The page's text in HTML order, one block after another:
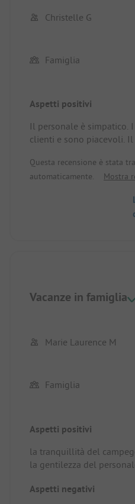
Christelle G
Famiglia
Aspetti positivi
Il personale è simpatico.
clienti e sono piacevoli.
Eravamo in 10, dai 7 ai
divertiti molto.
frigorifero, lavastoviglie,
Questa recensione è stata
automaticamente.
Mostra
Vacanze in famiglia
Marie Laurence M
Famiglia
Aspetti positivi
la tranquillità del
la gentilezza del
Posizione/Alloggio: non
Aspetti negativi